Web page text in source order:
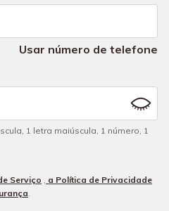
Usar número de telefone
, 1 letra maiúscula, 1 número, 1
Serviço , a Política de Privacidade
.